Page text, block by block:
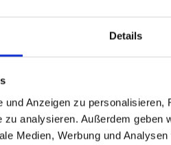
Details
Anzeigen zu
zu analysieren. Außerdem geben
Medien, Werbung und
ehemalige